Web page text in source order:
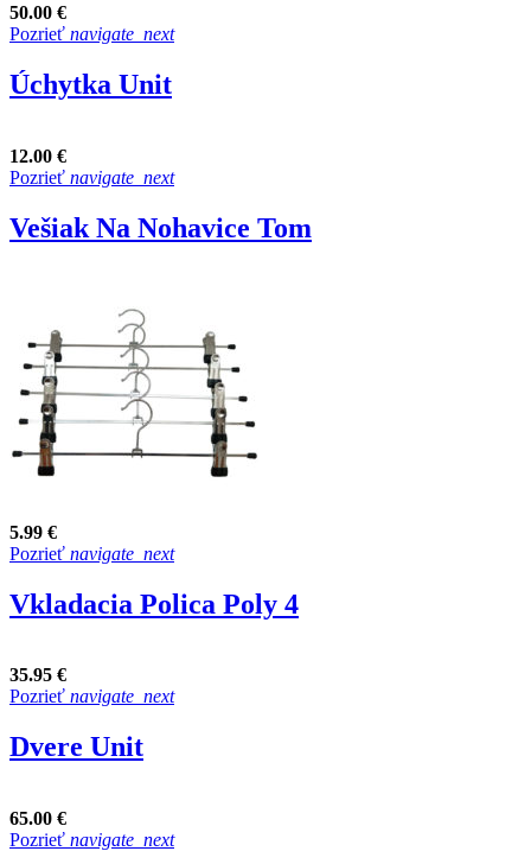
50.00 €
Pozrieť navigate_next
Úchytka Unit
12.00 €
Pozrieť navigate_next
Vešiak Na Nohavice Tom
5.99 €
Pozrieť navigate_next
Vkladacia Polica Poly 4
35.95 €
Pozrieť navigate_next
Dvere Unit
65.00 €
Pozrieť navigate_next